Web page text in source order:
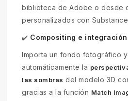
biblioteca de Adobe o desde
personalizados con
✔️ Compositing e
Importa un fondo fotográfico
automáticamente la
las sombras del modelo 3D
gracias a la función Match